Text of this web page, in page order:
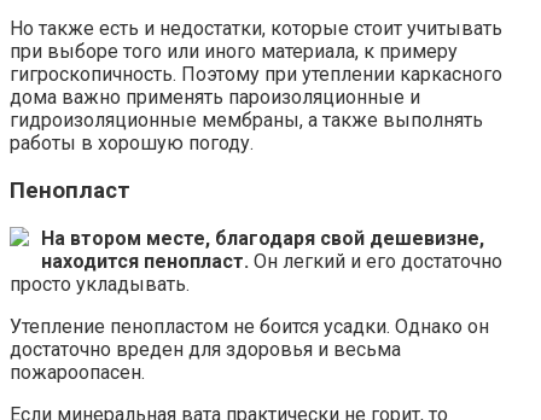
Но также есть и недостатки, которые стоит учитывать
при выборе того или иного материала, к примеру
гигроскопичность. Поэтому при утеплении каркасного
дома важно применять пароизоляционные и
гидроизоляционные мембраны, а также выполнять
работы в хорошую погоду.
Пенопласт
На втором месте, благодаря свой дешевизне,
находится пенопласт. Он легкий и его достаточно
просто укладывать.
Утепление пенопластом не боится усадки. Однако он
достаточно вреден для здоровья и весьма
пожароопасен.
Если минеральная вата практически не горит, то